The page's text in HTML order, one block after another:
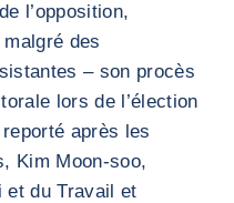
l’opposition,
des
– son procès
lors de l’élection
après les
Kim Moon-soo,
et du Travail et